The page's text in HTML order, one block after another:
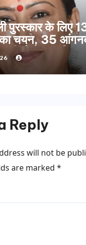
पुरस्कार के लिए
चयन, 35
भी होंगी सम्मानित…
Reply
will not be
are marked *